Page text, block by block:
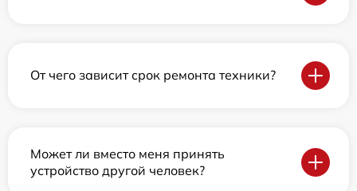
От чего зависит срок ремонта техники?
Может ли вместо меня принять
устройство другой человек?